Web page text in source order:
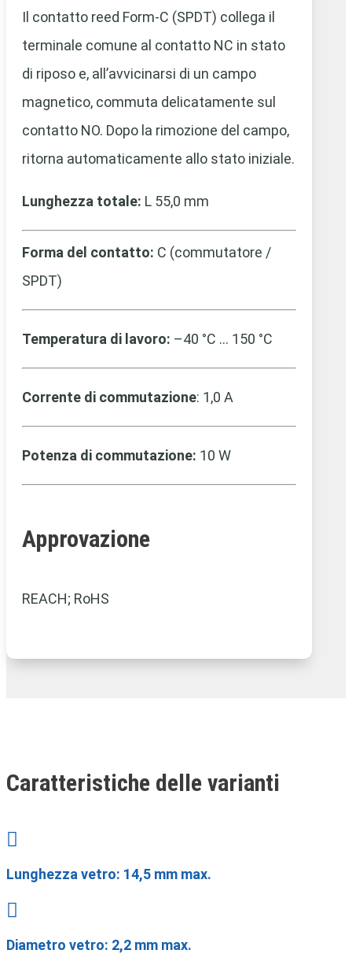
Il contatto reed Form‑C (SPDT) collega il
terminale comune al contatto NC in stato
di riposo e, all’avvicinarsi di un campo
magnetico, commuta delicatamente sul
contatto NO. Dopo la rimozione del campo,
ritorna automaticamente allo stato iniziale.
Lunghezza totale: L 55,0 mm
Forma del contatto: C (commutatore /
SPDT)
Temperatura di lavoro: –40 °C … 150 °C
Corrente di commutazione: 1,0 A
Potenza di commutazione: 10 W
Approvazione
REACH; RoHS
Caratteristiche delle varianti

Lunghezza vetro: 14,5 mm max.

Diametro vetro: 2,2 mm max.